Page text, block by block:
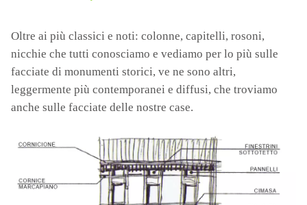
Oltre ai più classici e noti: colonne, capitelli, rosoni,
nicchie che tutti conosciamo e vediamo per lo più sulle
facciate di monumenti storici, ve ne sono altri,
leggermente più contemporanei e diffusi, che troviamo
anche sulle facciate delle nostre case.